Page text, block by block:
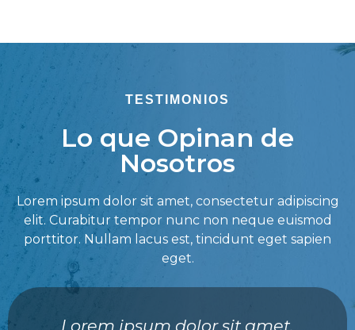
TESTIMONIOS
Lo que Opinan de
Nosotros
Lorem ipsum dolor sit amet, consectetur adipiscing
elit. Curabitur tempor nunc non neque euismod
porttitor. Nullam lacus est, tincidunt eget sapien
eget.
Lorem ipsum dolor sit amet,